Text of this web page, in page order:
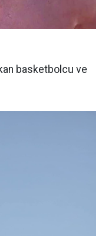
basketbolcu ve